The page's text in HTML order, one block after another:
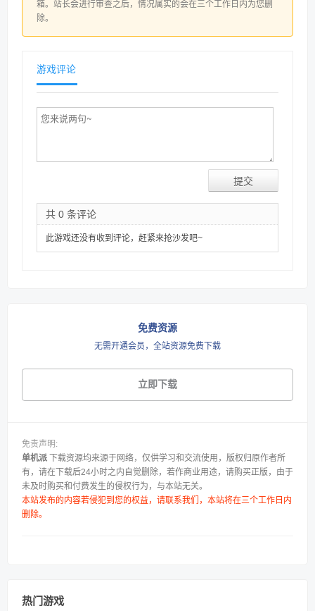
箱。站长会进行审查之后，情况属实的会在三个工作日内为您删
除。
游戏评论
共 0 条评论
此游戏还没有收到评论，赶紧来抢沙发吧~
免费资源
无需开通会员，全站资源免费下载
立即下载
免责声明:
单机派 下载资源均来源于网络，仅供学习和交流使用，版权归原作者所
有，请在下载后24小时之内自觉删除，若作商业用途，请购买正版，由于
未及时购买和付费发生的侵权行为，与本站无关。
本站发布的内容若侵犯到您的权益，请联系我们，本站将在三个工作日内
删除。
热门游戏